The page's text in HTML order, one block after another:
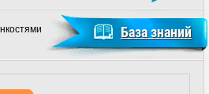
База знаний